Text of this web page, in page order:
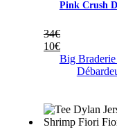
Pink Crush
34€
10€
Big